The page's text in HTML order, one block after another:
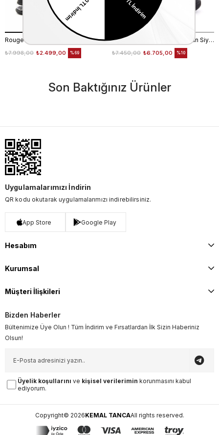
Rouge Kadın Strech Poli Taban Siyah Günlük Bot
₺2.499,00
₺7.998,00 %69
Ugg Kadın Süet Kauçuk Taban Siyah Günlük Bot
₺6.705,00
₺7.450,00 %10
Son Baktığınız Ürünler
Uygulamalarımızı İndirin
QR kodu okutarak uygulamalarımızı indirebilirsiniz.
App Store Google Play
Hesabım
Kurumsal
Müşteri İlişkileri
Bizden Haberler
Bültenimize Üye Olun ! Tüm İndirim ve Fırsatlardan İlk Sizin Haberiniz
Olsun!
Üyelik koşullarını ve kişisel verilerimin korunmasını kabul
ediyorum.
Copyright© 2026KEMAL TANCAAll rights reserved.